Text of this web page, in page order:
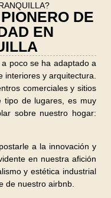
DE
EN
poco se ha adaptado a
interiores y arquitectura.
comerciales y sitios
tipo de lugares, es muy
sobre nuestro hogar:
a la innovación y
en nuestra afición
y estética industrial
de nuestro airbnb.